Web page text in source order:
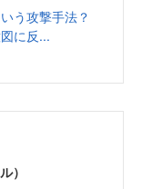
う攻撃手法？
に反...
）